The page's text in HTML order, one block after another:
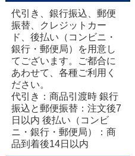
代引き、銀行振込、郵便
振替、クレジットカー
ド、後払い（コンビニ・
銀行・郵便局）を用意し
てございます。ご都合に
あわせて、各種ご利用く
ださい。
代引き：商品引渡時 銀行
振込と郵便振替：注文後7
日以内 後払い（コンビ
ニ・銀行・郵便局）：商
品到着後14日以内